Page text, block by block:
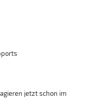
jetzt schon im